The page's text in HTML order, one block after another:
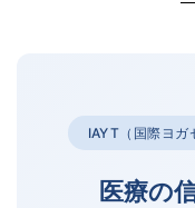
IAYT（国際ヨガ
医療の